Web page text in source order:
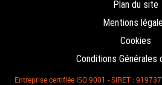
Plan du site
Mentions
Cookies
Conditions Générales
Entreprise certifiée ISO 9001 - SIRET :